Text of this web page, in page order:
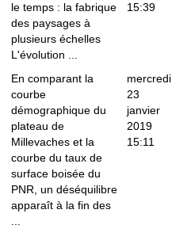
le temps : la fabrique
des paysages à
plusieurs échelles
L'évolution ...
15:39
En comparant la
courbe
démographique du
plateau de
Millevaches et la
courbe du taux de
surface boisée du
PNR, un déséquilibre
apparaît à la fin des
mercredi
23
janvier
2019
15:11